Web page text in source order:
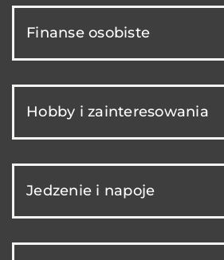
Finanse osobiste
Hobby i zainteresowania
Jedzenie i napoje